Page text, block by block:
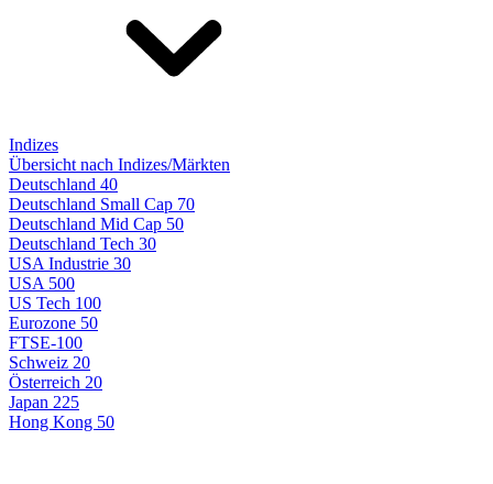
Indizes
Übersicht nach Indizes/Märkten
Deutschland 40
Deutschland Small Cap 70
Deutschland Mid Cap 50
Deutschland Tech 30
USA Industrie 30
USA 500
US Tech 100
Eurozone 50
FTSE-100
Schweiz 20
Österreich 20
Japan 225
Hong Kong 50